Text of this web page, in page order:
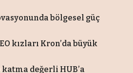
bölgesel güç
kızları Kron’da büyük
değerli HUB’a